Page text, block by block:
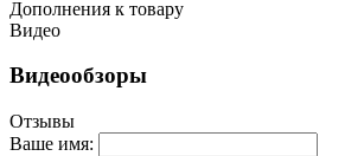
Дополнения к товару
Видео
Видеообзоры
Отзывы
Ваше имя: